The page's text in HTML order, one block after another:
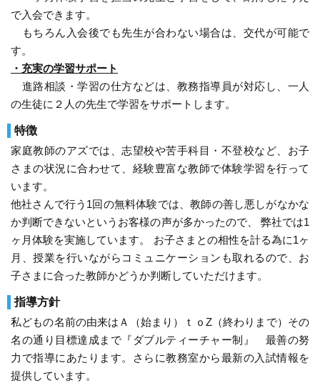
開始時期
頻度
1回/週
目的の達成度
成績変化
STAY
投稿者：ジルスチュアートさん 投稿時期：2023年10月
運営者に通知
（資料請求）
無料
価格
高くもなく、安くもなく普通かなと言う感想。小学生なの
で、もう少し安いと時間を増やしたり、続けやすいかなと
思いました。
要望
毎週決まった曜日、時間に授業できると子供のリズムも付
きやすいかなと。
選んだ理由
以前加入していた友達から話は聞いていたので、だいたい
家庭教師のイメージはしやすかった。子供が内気なので優
しい女性の先生が決め手になりました。
体験授業について
優しくお姉さんのような先生で話をよく聞いてくれて、直
ぐに打ち解け仲良くなりました。分からないとこも聞きや
利用内容
科目
で入会できます。
もちろん入会後でも先生が合わない場合は、交代が可能で
す。
・充実の学習サポート
進路相談・学習の仕方などは、教務指導員が対応し、一人
の生徒に２人の先生で学習をサポートします。
特徴
家庭教師のアズでは、志望校や苦手科目・不登校など、お子
さまの状況に合わせて、経験豊富な教師で体験学習を行って
います。
他社さんで行う1回の無料体験では、教師の善し悪しがなかな
か判断できないというお客様の声が多かったので、 弊社では1
ヶ月体験を実施しています。 お子さまとの相性を計る為に1ヶ
月、授業を行いながらコミュニケーションも取れるので、お
子さまに合った教師かどうか判断していただけます。
指導方針
私どもの名前の由来はＡ（始まり）ｔｏZ（終わりまで）その
名の通り目標達成まで『ダブルティーチャー制』 最善の努
力で指導にあたります。さらに教務室から最新の入試情報を
提供しています。